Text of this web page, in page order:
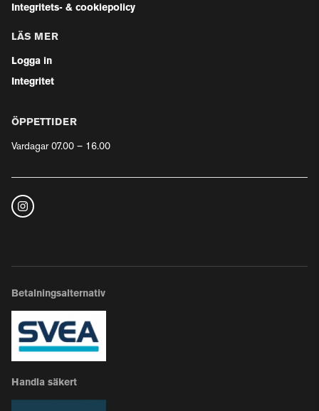
Integritets- & cookiepolicy
LÄS MER
Logga in
Integritet
ÖPPETTIDER
Vardagar 07.00 – 16.00
Betalningsalternativ
Handla säkert